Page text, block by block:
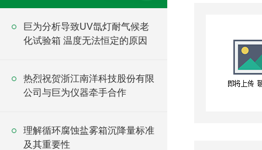
巨为分析导致UV氙灯耐气候老
化试验箱 温度无法恒定的原因
热烈祝贺浙江南洋科技股份有限
公司与巨为仪器牵手合作
理解循环腐蚀盐雾箱沉降量标准
及其重要性